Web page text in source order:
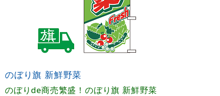
のぼり旗 新鮮野菜
のぼりde商売繁盛！のぼり旗 新鮮野菜